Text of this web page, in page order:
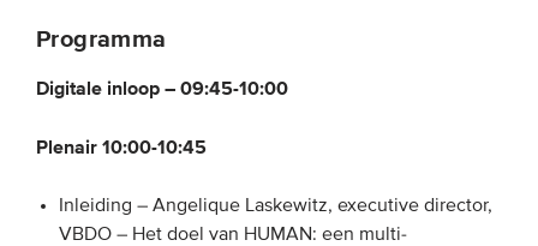
Programma
Digitale inloop – 09:45-10:00
Plenair 10:00-10:45
Inleiding – Angelique Laskewitz, executive director,
VBDO – Het doel van HUMAN: een multi-